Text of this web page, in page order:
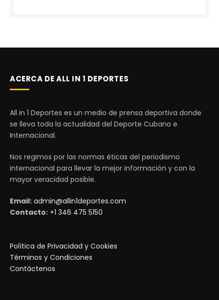
ACERCA DE ALL IN 1 DEPORTES
All in 1 Deportes es un medio de prensa deportiva donde
se lleva toda la actualidad del Deporte Cubano e
Internacional.
Nos regimos por las normas éticas del periodismo
internacional para llevar la mejor información y con la
mayor veracidad posible.
Email: admin@allin1deportes.com
Contacto: +1 346 475 5150
Política de Privacidad y Cookies
Términos y Condiciones
Contáctenos